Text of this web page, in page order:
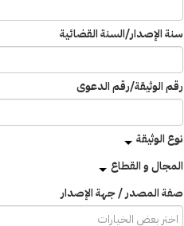
سنة الإصدار/السنة القضائية
رقم الوثيقة/رقم الدعوى
نوع الوثيقة
المجال و القطاع
صفة المصدر / جهة الإصدار